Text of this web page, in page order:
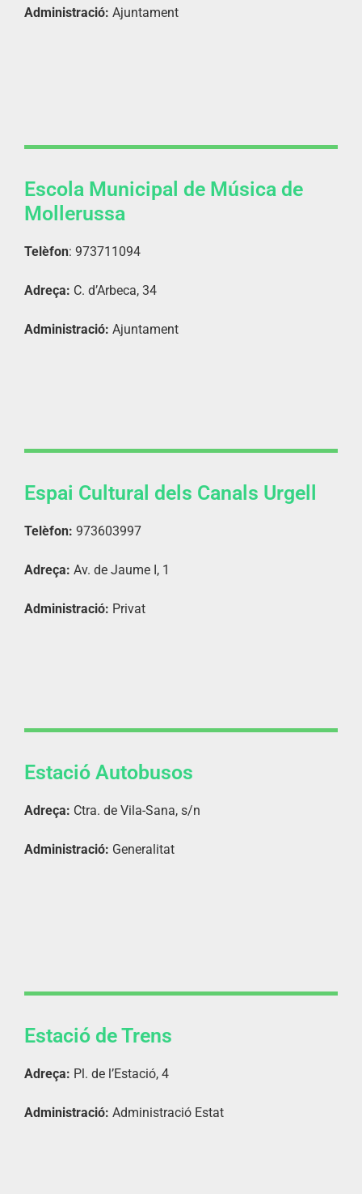
Administració: Ajuntament
Escola Municipal de Música de
Mollerussa
Telèfon: 973711094
Adreça: C. d’Arbeca, 34
Administració: Ajuntament
Espai Cultural dels Canals Urgell
Telèfon: 973603997
Adreça: Av. de Jaume I, 1
Administració: Privat
Estació Autobusos
Adreça: Ctra. de Vila-Sana, s/n
Administració: Generalitat
Estació de Trens
Adreça: Pl. de l’Estació, 4
Administració: Administració Estat